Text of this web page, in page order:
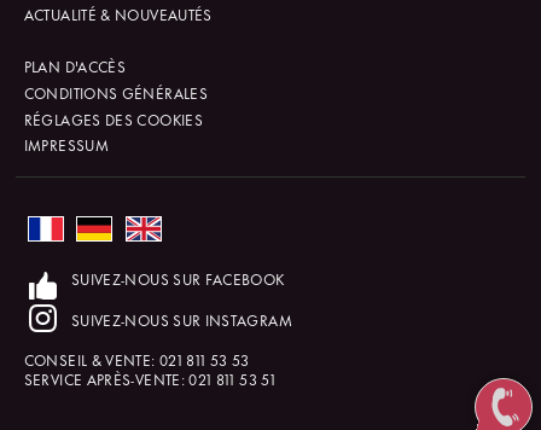
ACTUALITÉ & NOUVEAUTÉS
PLAN D'ACCÈS
CONDITIONS GÉNÉRALES
RÉGLAGES DES COOKIES
IMPRESSUM
SUIVEZ-NOUS SUR FACEBOOK
SUIVEZ-NOUS SUR INSTAGRAM
CONSEIL & VENTE: 021 811 53 53
SERVICE APRÈS-VENTE:021 811 53 51